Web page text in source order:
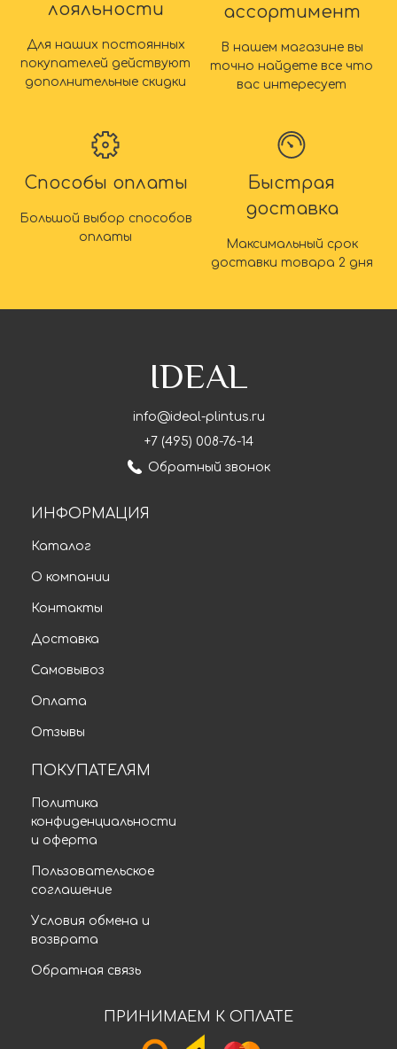
лояльности
Для наших постоянных
покупателей действуют
дополнительные скидки
ассортимент
В нашем магазине вы
точно найдете все что
вас интересует
Способы оплаты
Большой выбор способов
оплаты
Быстрая
доставка
Максимальный срок
доставки товара 2 дня
IDEAL
info@ideal-plintus.ru
+7 (495) 008-76-14
Обратный звонок
ИНФОРМАЦИЯ
Каталог
О компании
Контакты
Доставка
Самовывоз
Оплата
Отзывы
ПОКУПАТЕЛЯМ
Политика
конфиденциальности
и оферта
Пользовательское
соглашение
Условия обмена и
возврата
Обратная связь
ПРИНИМАЕМ К ОПЛАТЕ